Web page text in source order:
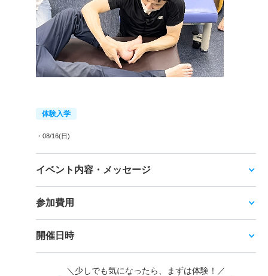
体験入学
・08/16(日)
イベント内容・メッセージ
参加費用
開催日時
＼少しでも気になったら、まずは体験！／